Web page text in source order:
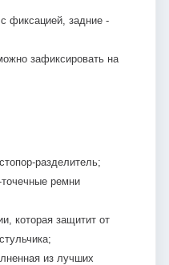
фиксацией, задние -
зафиксировать на
разделитель;
ремни
которая защитит от
из лучших